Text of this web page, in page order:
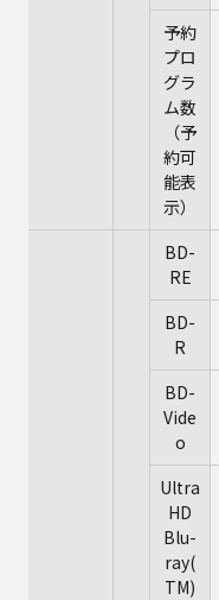
予約
プロ
グラ
ム数
（予
約可
能表
示）
BD-
RE
BD-
R
BD-
Vide
o
Ultra
HD
Blu-
ray(
TM)